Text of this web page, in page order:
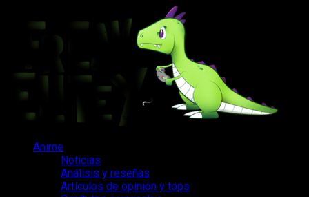
contenido
Anime
Noticias
Análisis y reseñas
Artículos de opinión y tops